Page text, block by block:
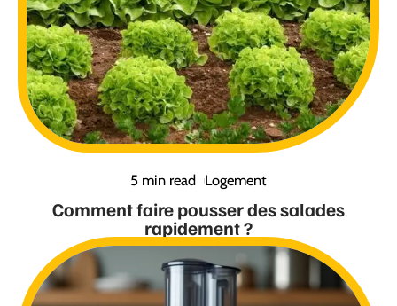
5 min read Logement
Comment faire pousser des salades
rapidement ?